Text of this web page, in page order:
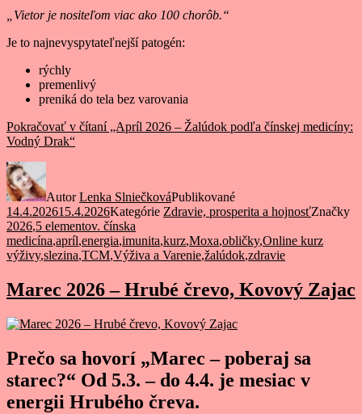
„Vietor je nositeľom viac ako 100 chorôb.“
Je to najnevyspytateľnejší patogén:
rýchly
premenlivý
preniká do tela bez varovania
Pokračovať v čítaní „Apríl 2026 – Žalúdok podľa čínskej medicíny:
Vodný Drak“
AutorLenka SlniečkováPublikované
14.4.202615.4.2026Kategórie Zdravie, prosperita a hojnosťZnačky
2026,5 elementov. čínska
medicína,apríl,energia,imunita,kurz,Moxa,obličky,Online kurz
výživy,slezina,TCM,Výživa a Varenie,žalúdok,zdravie
Marec 2026 – Hrubé črevo, Kovový Zajac
Prečo sa hovorí „Marec – poberaj sa
starec?“ Od 5.3. – do 4.4. je mesiac v
energii Hrubého čreva.